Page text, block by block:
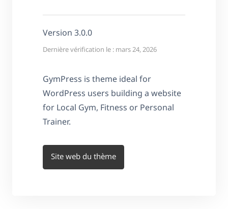
Version 3.0.0
Dernière vérification le : mars 24, 2026
GymPress is theme ideal for
WordPress users building a website
for Local Gym, Fitness or Personal
Trainer.
Site web du thème